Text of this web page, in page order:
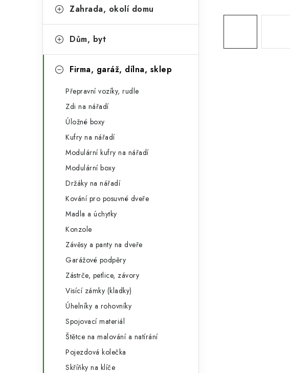
í
Zahrada, okolí domu
Dům, byt
Firma, garáž, dílna, sklep
Přepravní vozíky, rudle
Zdi na nářadí
Úložné boxy
Kufry na nářadí
Modulární kufry na nářadí
Modulární boxy
Držáky na nářadí
Kování pro posuvné dveře
Madla a úchytky
Konzole
Závěsy a panty na dveře
Garážové podpěry
Zástrče, petlice, závory
Visící zámky (kladky)
Úhelníky a rohovníky
Spojovací materiál
Štětce na malování a natírání
Pojezdová kolečka
Skříňky na klíče